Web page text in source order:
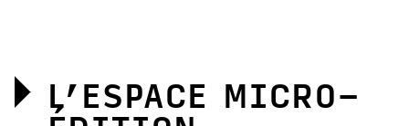
L’ESPACE MICRO-